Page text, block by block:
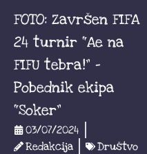
FOTO: Završen FIFA
24 turnir “Ae na
FIFU tebra!” –
Pobednik ekipa
“Soker”
03/07/2024
Redakcija
Društvo